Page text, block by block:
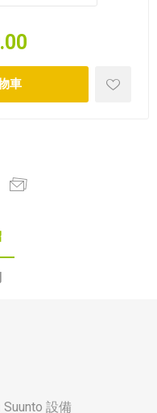
設備